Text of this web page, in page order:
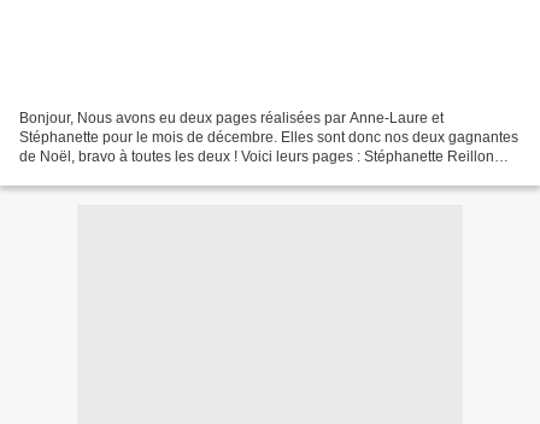
Bonjour, Nous avons eu deux pages réalisées par Anne-Laure et
Stéphanette pour le mois de décembre. Elles sont donc nos deux gagnantes
de Noël, bravo à toutes les deux ! Voici leurs pages : Stéphanette Reillon